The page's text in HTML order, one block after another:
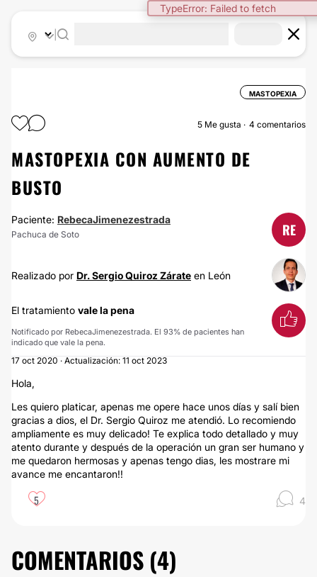
TypeError: Failed to fetch
MASTOPEXIA
5 Me gusta 4 comentarios
MASTOPEXIA CON AUMENTO DE
BUSTO
Paciente: RebecaJimenezestrada
Pachuca de Soto RE
Realizado por Dr. Sergio Quiroz Zárate en León
El tratamiento vale la pena
Notificado por RebecaJimenezestrada. El 93% de pacientes han
indicado que vale la pena.
17 oct 2020 · Actualización: 11 oct 2023
Hola,
Les quiero platicar, apenas me opere hace unos días y salí bien
gracias a dios, el Dr. Sergio Quiroz me atendió. Lo recomiendo
ampliamente es muy delicado! Te explica todo detallado y muy
atento durante y después de la operación un gran ser humano y
me quedaron hermosas y apenas tengo dias, les mostrare mi
avance me encantaron!!
5 4
COMENTARIOS (4)